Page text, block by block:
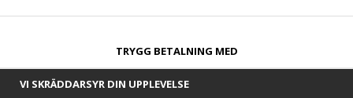
TRYGG BETALNING MED​
VI SKRÄDDARSYR DIN UPPLEVELSE